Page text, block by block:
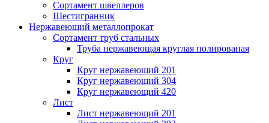
Сортамент швеллеров
Шестигранник
Нержавеющий металлопрокат
Сортамент труб стальных
Труба нержавеющая круглая полированая
Круг
Круг нержавеющий 201
Круг нержавеющий 304
Круг нержавеющий 420
Лист
Лист нержавеющий 201